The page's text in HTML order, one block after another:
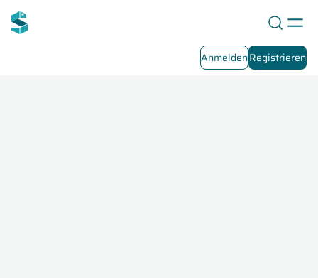
AnmeldenRegistrieren